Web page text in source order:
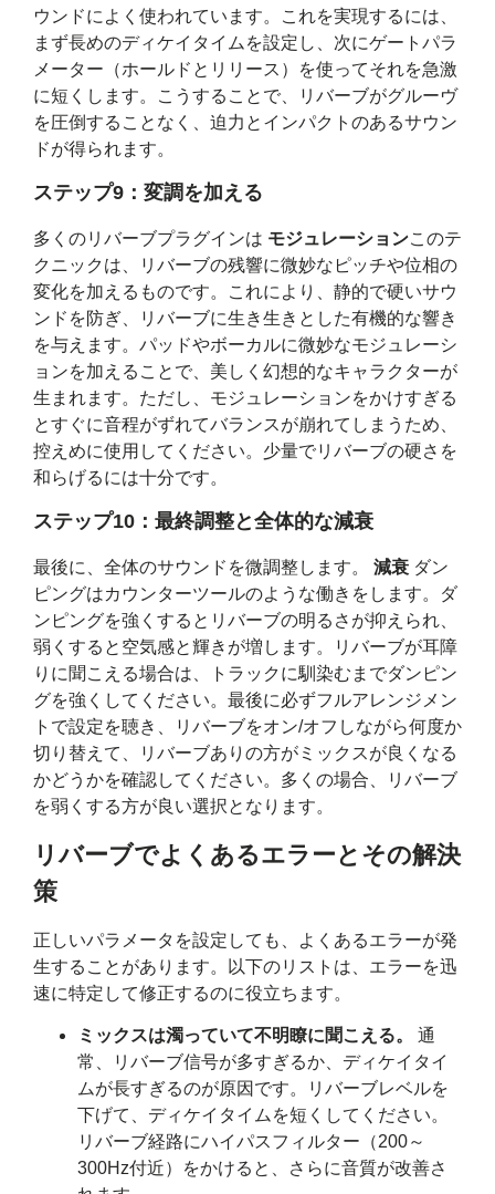
ウンドによく使われています。これを実現するには、
まず長めのディケイタイムを設定し、次にゲートパラ
メーター（ホールドとリリース）を使ってそれを急激
に短くします。こうすることで、リバーブがグルーヴ
を圧倒することなく、迫力とインパクトのあるサウン
ドが得られます。
ステップ9：変調を加える
多くのリバーブプラグインは モジュレーションこのテ
クニックは、リバーブの残響に微妙なピッチや位相の
変化を加えるものです。これにより、静的で硬いサウ
ンドを防ぎ、リバーブに生き生きとした有機的な響き
を与えます。パッドやボーカルに微妙なモジュレーシ
ョンを加えることで、美しく幻想的なキャラクターが
生まれます。ただし、モジュレーションをかけすぎる
とすぐに音程がずれてバランスが崩れてしまうため、
控えめに使用してください。少量でリバーブの硬さを
和らげるには十分です。
ステップ10：最終調整と全体的な減衰
最後に、全体のサウンドを微調整します。 減衰 ダン
ピングはカウンターツールのような働きをします。ダ
ンピングを強くするとリバーブの明るさが抑えられ、
弱くすると空気感と輝きが増します。リバーブが耳障
りに聞こえる場合は、トラックに馴染むまでダンピン
グを強くしてください。最後に必ずフルアレンジメン
トで設定を聴き、リバーブをオン/オフしながら何度か
切り替えて、リバーブありの方がミックスが良くなる
かどうかを確認してください。多くの場合、リバーブ
を弱くする方が良い選択となります。
リバーブでよくあるエラーとその解決
策
正しいパラメータを設定しても、よくあるエラーが発
生することがあります。以下のリストは、エラーを迅
速に特定して修正するのに役立ちます。
ミックスは濁っていて不明瞭に聞こえる。
通
常、リバーブ信号が多すぎるか、ディケイタイ
ムが長すぎるのが原因です。リバーブレベルを
下げて、ディケイタイムを短くしてください。
リバーブ経路にハイパスフィルター（200～
300Hz付近）をかけると、さらに音質が改善さ